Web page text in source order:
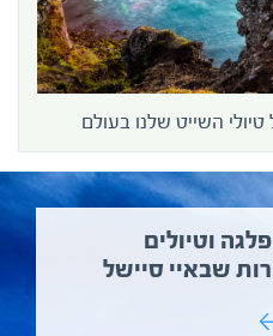
השייט שלנו בעולם
וטיולים
שבאיי סיישל